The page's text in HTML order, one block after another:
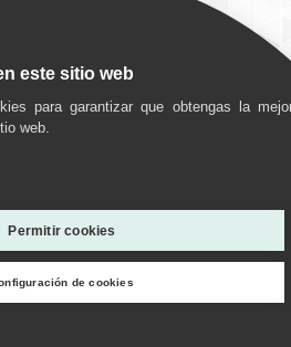
ofrecerte la mejor experiencia en
sobre qué cookies utilizamos o
.
este sitio web
para garantizar que obtengas la
web.
Permitir cookies
de cookies